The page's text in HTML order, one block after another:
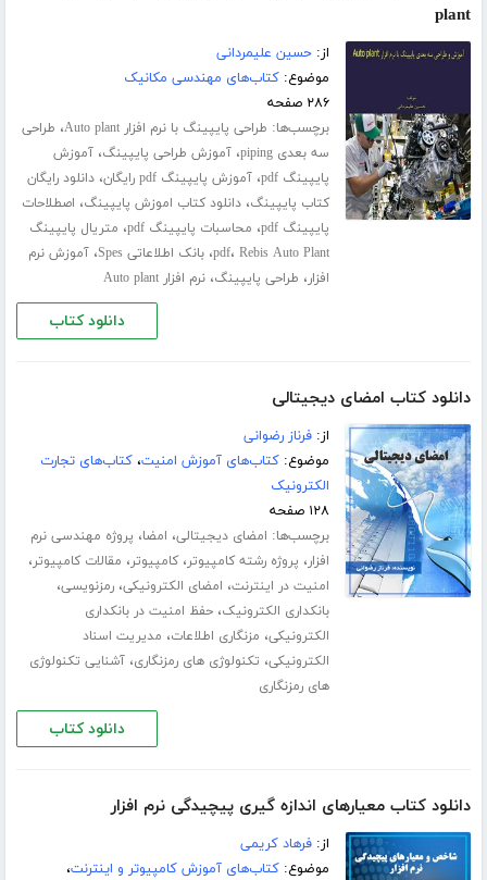
plant
از:حسین علیمردانی
موضوع:کتاب‌های مهندسی مکانیک
۲۸۶ صفحه
برچسب‌ها: طراحی پایپینگ با نرم افزار Auto plant ، طراحی
سه بعدی piping
،آموزش طراحی پایپینگ،آموزش
پایپینگ pdf
،آموزش پایپینگ pdf رایگان ،دانلود رایگان
کتاب پایپینگ،دانلود کتاب اموزش پایپینگ، اصطلاحات
پایپینگ pdf
، محاسبات پایپینگ pdf ، متریال پایپینگ
pdf، Rebis Auto Plant ،بانک اطلاعاتی Spes ،آموزش نرم
افزار، طراحی پایپینگ،نرم افزار Auto plant
دانلود کتاب
دانلود کتاب امضای دیجیتالی
از:فرناز رضوانی
موضوع:کتاب‌های آموزش امنیت،کتاب‌های تجارت
الکترونیک
۱۲۸ صفحه
برچسب‌ها: امضای دیجیتالی، امضا، پروژه مهندسی نرم
افزار، پروژه رشته کامپیوتر،کامپیوتر، مقالات کامپیوتر،
امنیت در اینترنت، امضای الکترونیکی،رمزنویسی،
بانکداری الکترونیک،حفظ امنیت در بانکداری
الکترونیکی، مزنگاری اطلاعات، مدیریت اسناد
الکترونیکی، تکنولوژی های رمزنگاری،آشنایی تکنولوژی
های رمزنگاری
دانلود کتاب
دانلود کتاب معیارهای اندازه گیری پیچیدگی نرم افزار
از:فرهاد کریمی
موضوع:کتاب‌های آموزش کامپیوتر و اینترنت،